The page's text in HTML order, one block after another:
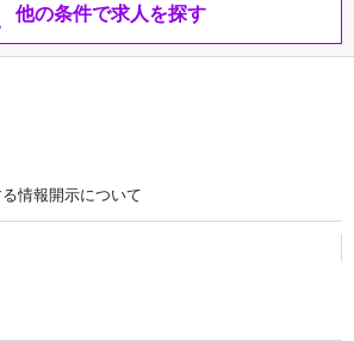
他の条件で求人を探す
情報開示について